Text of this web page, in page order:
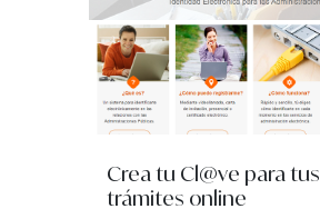
Crea tu Cl@ve para tus
trámites online